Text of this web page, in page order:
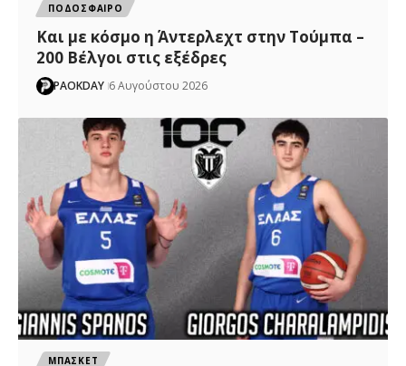
ΠΟΔΟΣΦΑΙΡΟ
Και με κόσμο η Άντερλεχτ στην Τούμπα –
200 Βέλγοι στις εξέδρες
PAOKDAY 6 Αυγούστου 2026
ΜΠΑΣΚΕΤ